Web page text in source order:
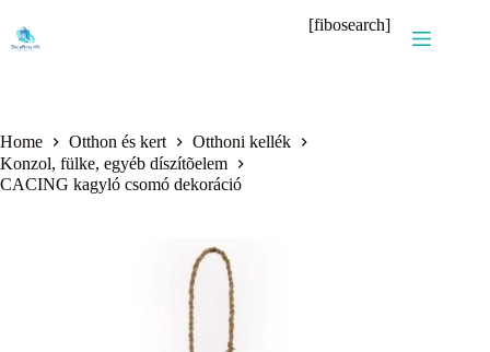
content
[fibosearch]
Home Otthon és kert
Otthoni kellék
Konzol, fülke, egyéb díszítõelem
CACING kagyló csomó dekoráció